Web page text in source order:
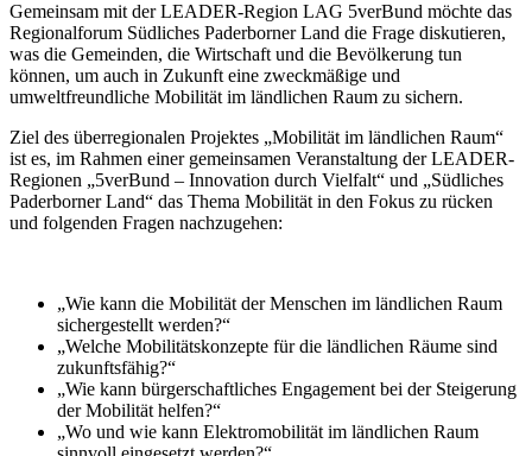
Gemeinsam mit der LEADER-Region LAG 5verBund möchte das
Regionalforum Südliches Paderborner Land die Frage diskutieren,
was die Gemeinden, die Wirtschaft und die Bevölkerung tun
können, um auch in Zukunft eine zweckmäßige und
umweltfreundliche Mobilität im ländlichen Raum zu sichern.
Ziel des überregionalen Projektes „Mobilität im ländlichen Raum“
ist es, im Rahmen einer gemeinsamen Veranstaltung der LEADER-
Regionen „5verBund – Innovation durch Vielfalt“ und „Südliches
Paderborner Land“ das Thema Mobilität in den Fokus zu rücken
und folgenden Fragen nachzugehen:
„Wie kann die Mobilität der Menschen im ländlichen Raum
sichergestellt werden?“
„Welche Mobilitätskonzepte für die ländlichen Räume sind
zukunftsfähig?“
„Wie kann bürgerschaftliches Engagement bei der Steigerung
der Mobilität helfen?“
„Wo und wie kann Elektromobilität im ländlichen Raum